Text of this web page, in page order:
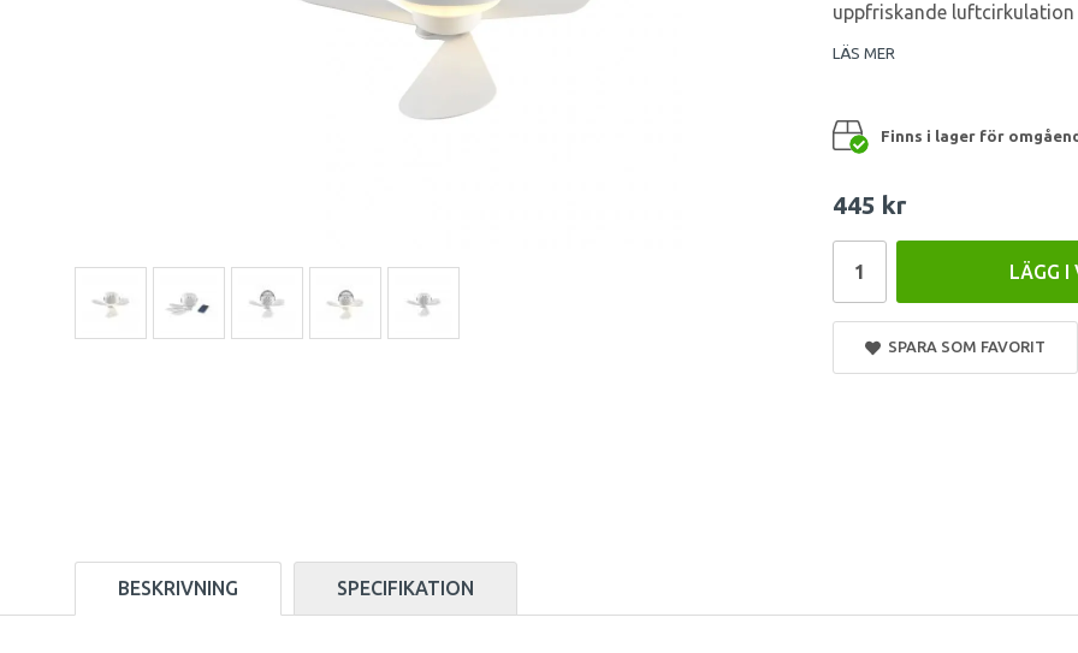
uppfriskande luftcirkulation
LÄS MER
Finns i lager för
445 kr
LÄGG I
SPARA SOM FAVORIT
BESKRIVNING SPECIFIKATION